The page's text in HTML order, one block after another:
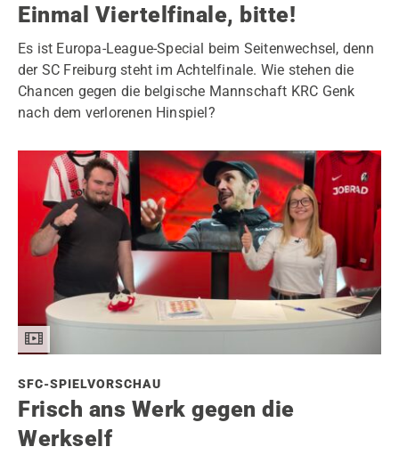
Einmal Viertelfinale, bitte!
Es ist Europa-League-Special beim Seitenwechsel, denn
der SC Freiburg steht im Achtelfinale. Wie stehen die
Chancen gegen die belgische Mannschaft KRC Genk
nach dem verlorenen Hinspiel?
SFC-SPIELVORSCHAU
Frisch ans Werk gegen die
Werkself